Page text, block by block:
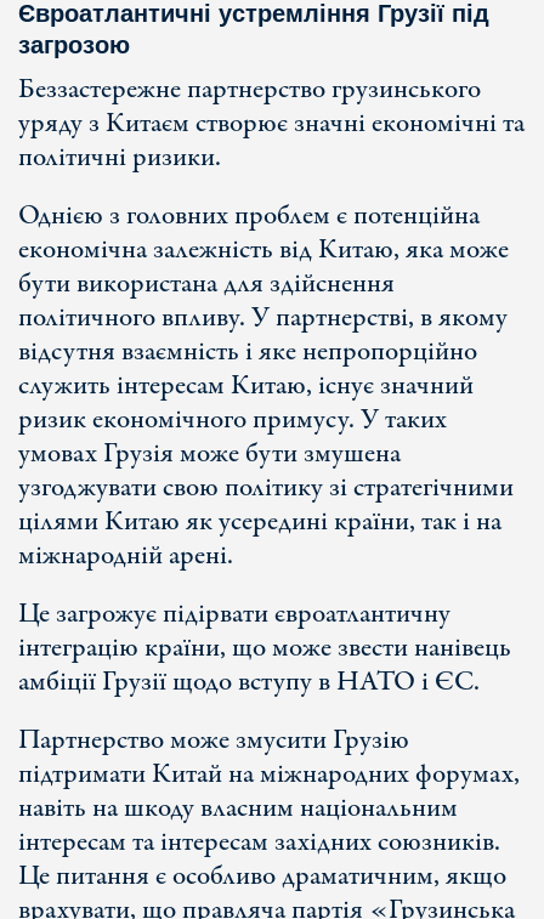
Євроатлантичні устремління Грузії під
загрозою
Беззастережне партнерство грузинського
уряду з Китаєм створює значні економічні та
політичні ризики.
Однією з головних проблем є потенційна
економічна залежність від Китаю, яка може
бути використана для здійснення
політичного впливу. У партнерстві, в якому
відсутня взаємність і яке непропорційно
служить інтересам Китаю, існує значний
ризик економічного примусу. У таких
умовах Грузія може бути змушена
узгоджувати свою політику зі стратегічними
цілями Китаю як усередині країни, так і на
міжнародній арені.
Це загрожує підірвати євроатлантичну
інтеграцію країни, що може звести нанівець
амбіції Грузії щодо вступу в НАТО і ЄС.
Партнерство може змусити Грузію
підтримати Китай на міжнародних форумах,
навіть на шкоду власним національним
інтересам та інтересам західних союзників.
Це питання є особливо драматичним, якщо
врахувати, що правляча партія «Грузинська